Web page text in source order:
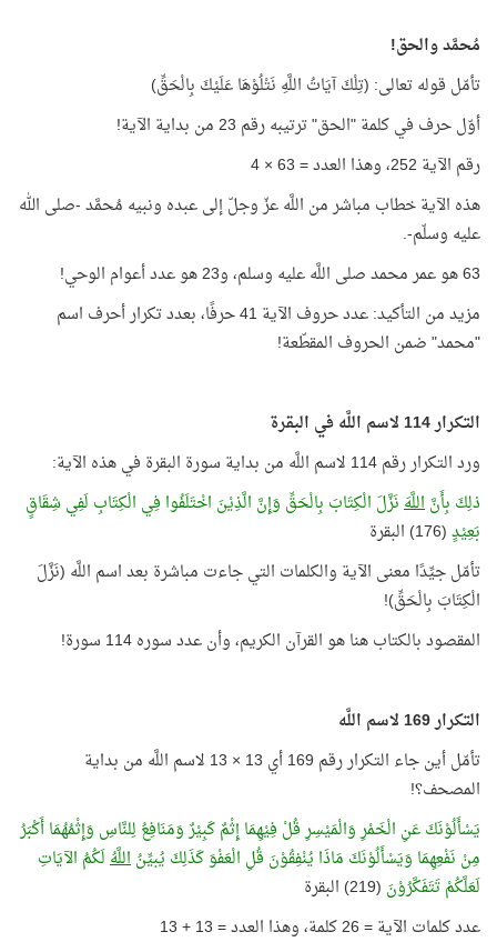
مُحمَّد والحق!
تأمّل قوله تعالى: (تِلْكَ آيَاتُ اللَّهِ نَتْلُوْهَا عَلَيْكَ بِالْحَقِّ)
أوّل حرف في كلمة "الحق" ترتيبه رقم 23 من بداية الآية!
رقم الآية 252، وهذا العدد = 63 × 4
هذه الآية خطاب مباشر من اللَّه عزّ وجلّ إلى عبده ونبيه مُحمَّد -صلى الله
عليه وسلّم-.
63 هو عمر محمد صلى اللَّه عليه وسلم، و23 هو عدد أعوام الوحي!
مزيد من التأكيد: عدد حروف الآية 41 حرفًا، بعدد تكرار أحرف اسم
"محمد" ضمن الحروف المقطّعة!
التكرار 114 لاسم اللَّه في البقرة
ورد التكرار رقم 114 لاسم اللَّه من بداية سورة البقرة في هذه الآية:
ذلِكَ بِأَنَّاللَّهَنَزَّلَ الْكِتَابَ بِالْحَقِّ وَإِنَّ الَّذِيْنَ اخْتَلَفُوا فِي الْكِتَابِ لَفِي شِقَاقٍ
بَعِيْدٍ(176) البقرة
تأمّل جيِّدًا معنى الآية والكلمات التي جاءت مباشرة بعد اسم اللَّه (نَزَّلَ
الْكِتَابَ بِالْحَقِّ)!
المقصود بالكتاب هنا هو القرآن الكريم، وأن عدد سوره 114 سورة!
التكرار 169 لاسم اللَّه
تأمّل أين جاء التكرار رقم 169 أي 13 × 13 لاسم اللَّه من بداية
المصحف؟!
يَسْأَلُوْنَكَ عَنِ الْخَمْرِ وَالْمَيْسِرِ قُلْ فِيْهِمَا إِثْمٌ كَبِيْرٌ وَمَنَافِعُ لِلنَّاسِ وَإِثْمُهُمَا أَكْبَرُ
مِنْ نَفْعِهِمَا وَيَسْأَلُوْنَكَ مَاذَا يُنْفِقُوْنَ قُلِ الْعَفْوَ كَذَلِكَ يُبيِّنُاللَّهُلَكُمُ الآيَاتِ
لَعَلَّكُمْ تَتَفَكَّرُوْنَ (219) البقرة
عدد كلمات الآية = 26 كلمة، وهذا العدد = 13 + 13